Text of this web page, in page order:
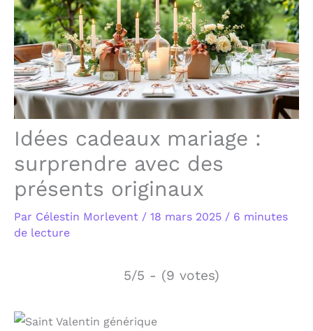
Idées cadeaux mariage :
surprendre avec des
présents originaux
Par Célestin Morlevent / 18 mars 2025 / 6 minutes
de lecture
5/5 - (9 votes)